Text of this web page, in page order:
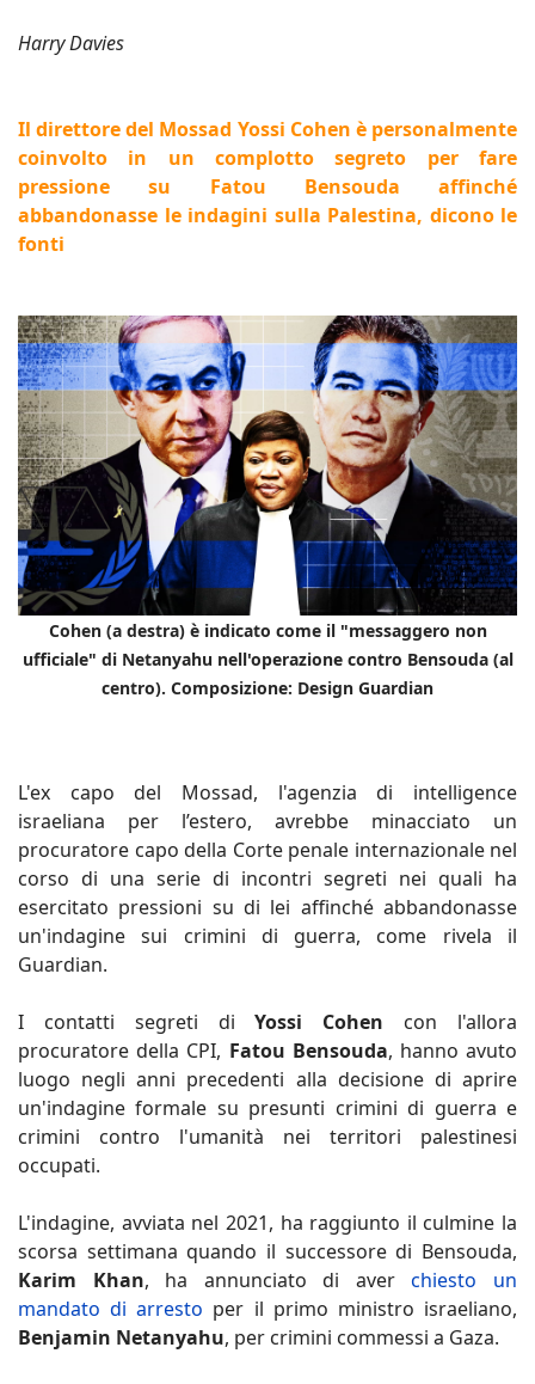
Harry Davies
Il direttore del Mossad Yossi Cohen è personalmente
coinvolto in un complotto segreto per fare
pressione su Fatou Bensouda affinché
abbandonasse le indagini sulla Palestina, dicono le
fonti
Cohen (a destra) è indicato come il "messaggero non
ufficiale" di Netanyahu nell'operazione contro Bensouda (al
centro). Composizione: Design Guardian
L'ex capo del Mossad, l'agenzia di intelligence
israeliana per l’estero, avrebbe minacciato un
procuratore capo della Corte penale internazionale nel
corso di una serie di incontri segreti nei quali ha
esercitato pressioni su di lei affinché abbandonasse
un'indagine sui crimini di guerra, come rivela il
Guardian.
I contatti segreti diYossi Cohen con l'allora
procuratore della CPI, Fatou Bensouda, hanno avuto
luogo negli anni precedenti alla decisione di aprire
un'indagine formale su presunti crimini di guerra e
crimini contro l'umanità nei territori palestinesi
occupati.
L'indagine, avviata nel 2021, ha raggiunto il culmine la
scorsa settimana quando il successore di Bensouda,
Karim Khan, ha annunciato di averchiesto un
mandato di arresto per il primo ministro israeliano,
Benjamin Netanyahu, per crimini commessi a Gaza.